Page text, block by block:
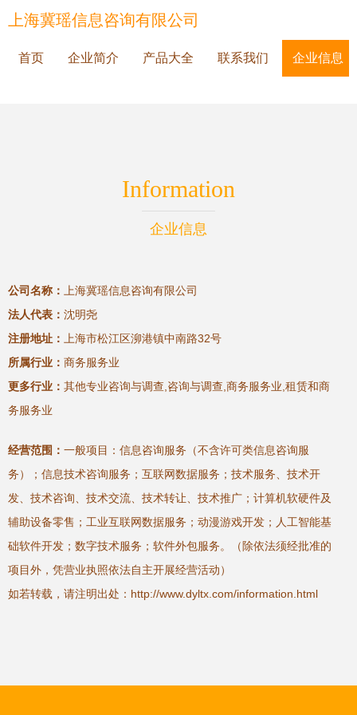
上海冀瑶信息咨询有限公司
首页 企业简介 产品大全 联系我们 企业信息
Information
企业信息
公司名称：
上海冀瑶信息咨询有限公司
法人代表： 沈明尧
注册地址：
上海市松江区泖港镇中南路32号
所属行业： 商务服务业
更多行业： 其他专业咨询与调查,咨询与调查,商务服务业,租赁和商
务服务业
经营范围： 一般项目：信息咨询服务（不含许可类信息咨询服
务）；信息技术咨询服务；互联网数据服务；技术服务、技术开
发、技术咨询、技术交流、技术转让、技术推广；计算机软硬件及
辅助设备零售；工业互联网数据服务；动漫游戏开发；人工智能基
础软件开发；数字技术服务；软件外包服务。（除依法须经批准的
项目外，凭营业执照依法自主开展经营活动）
如若转载，请注明出处：http://www.dyltx.com/information.html